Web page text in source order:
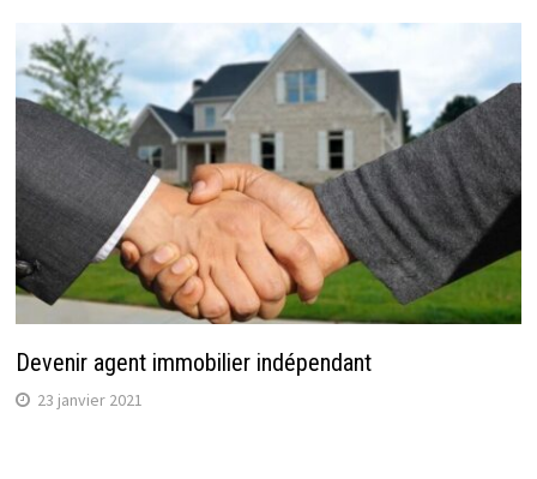
Devenir agent immobilier indépendant
23 janvier 2021